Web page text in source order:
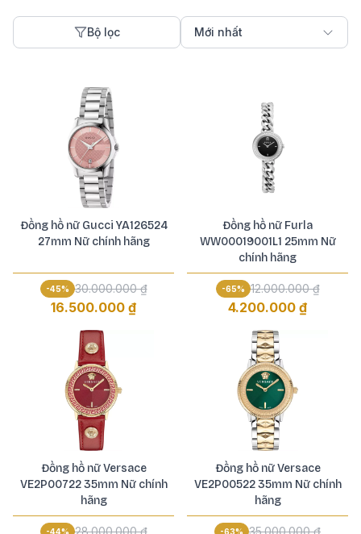
Bộ lọc Mới nhất
Đồng hồ nữ Gucci YA126524
27mm Nữ chính hãng
-45% 30.000.000 ₫
16.500.000 ₫
Đồng hồ nữ Furla
WW00019001L1 25mm Nữ
chính hãng
-65% 12.000.000 ₫
4.200.000 ₫
Đồng hồ nữ Versace
VE2P00722 35mm Nữ chính
hãng
-44% 28.000.000 ₫
Đồng hồ nữ Versace
VE2P00522 35mm Nữ chính
hãng
-63% 35.000.000 ₫